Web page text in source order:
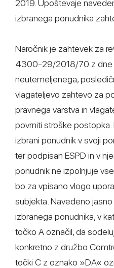
2019. Upoštevaje
izbranega ponudnika
Naročnik je zahtevek za
4300-29/2018/70 z dne
neutemeljenega,
vlagateljevo zahtevo za
pravnega varstva in
povrniti stroške postopka.
izbrani ponudnik v svoji
ter podpisan ESPD in v
ponudnik ne izpolnjuje
bo za vpisano vlogo
subjekta. Navedeno
izbranega ponudnika, v
točko A označil, da
konkretno z družbo
točki C z oznako »DA«